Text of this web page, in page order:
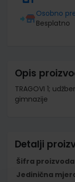
Osobno
Besplatno
Opis
TRAGOVI 1;
gimnazije
Detalji
Šifra proizvoda
Jedinična